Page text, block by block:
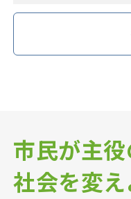
市民が主
社会を変え